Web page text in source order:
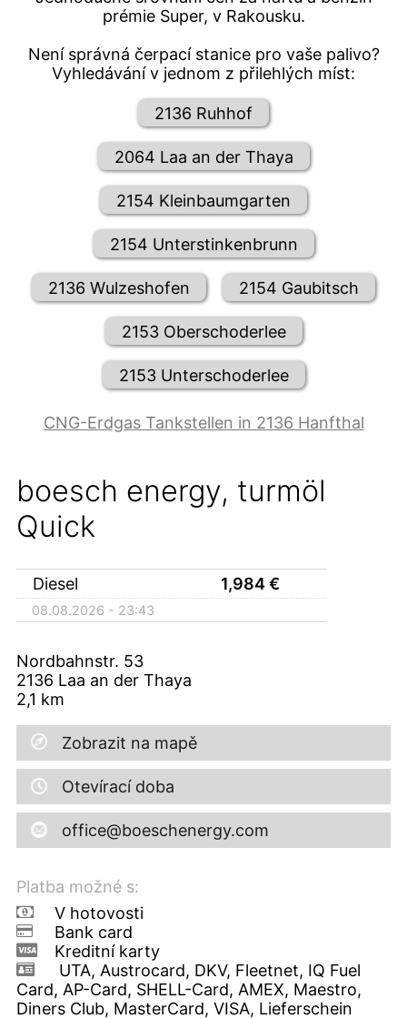
prémie Super, v Rakousku.
Není správná čerpací stanice pro vaše palivo?
Vyhledávání v jednom z přilehlých míst:
2136 Ruhhof
2064 Laa an der Thaya
2154 Kleinbaumgarten
2154 Unterstinkenbrunn
2136 Wulzeshofen 2154 Gaubitsch
2153 Oberschoderlee
2153 Unterschoderlee
CNG-Erdgas Tankstellen in 2136 Hanfthal
boesch energy, turmöl
Quick
Diesel 1,984€
08.08.2026 - 23:43
Nordbahnstr. 53
2136 Laa an der Thaya
2,1 km
Zobrazit na mapě
Otevírací doba
office@boeschenergy.com
Platba možné s:
V hotovosti
Bank card
Kreditní karty
UTA, Austrocard, DKV, Fleetnet, IQ Fuel
Card, AP-Card, SHELL-Card, AMEX, Maestro,
Diners Club, MasterCard, VISA, Lieferschein